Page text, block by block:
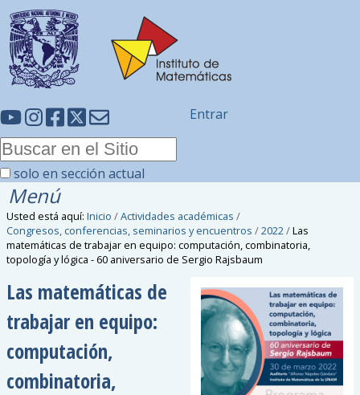
solo en sección actual
Entrar
Menú
Usted está aquí: Inicio /Actividades académicas /
Congresos, conferencias, seminarios y encuentros /2022/Las
matemáticas de trabajar en equipo: computación, combinatoria,
topología y lógica - 60 aniversario de Sergio Rajsbaum
Las matemáticas de
trabajar en equipo:
computación,
combinatoria,